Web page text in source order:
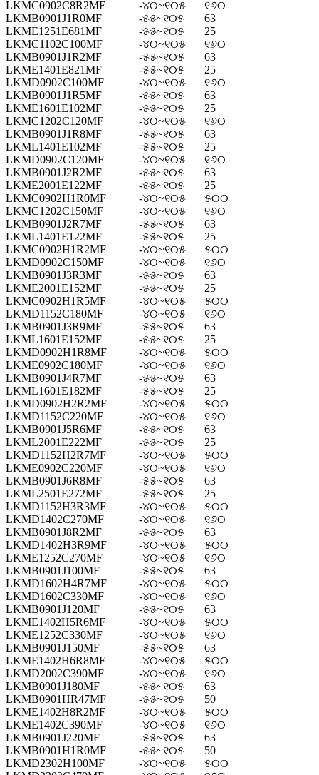
LKMC0902C8R2MF
-୪୦~୧୦୫
୧୬୦
LKMB0901J1R0MF
-୫୫~୧୦୫
63
LKME1251E681MF
-୫୫~୧୦୫
25
LKMC1102C100MF
-୪୦~୧୦୫
୧୬୦
LKMB0901J1R2MF
-୫୫~୧୦୫
63
LKME1401E821MF
-୫୫~୧୦୫
25
LKMD0902C100MF
-୪୦~୧୦୫
୧୬୦
LKMB0901J1R5MF
-୫୫~୧୦୫
63
LKME1601E102MF
-୫୫~୧୦୫
25
LKMC1202C120MF
-୪୦~୧୦୫
୧୬୦
LKMB0901J1R8MF
-୫୫~୧୦୫
63
LKML1401E102MF
-୫୫~୧୦୫
25
LKMD0902C120MF
-୪୦~୧୦୫
୧୬୦
LKMB0901J2R2MF
-୫୫~୧୦୫
63
LKME2001E122MF
-୫୫~୧୦୫
25
LKMC0902H1R0MF
-୪୦~୧୦୫
୫୦୦
LKMC1202C150MF
-୪୦~୧୦୫
୧୬୦
LKMB0901J2R7MF
-୫୫~୧୦୫
63
LKML1401E122MF
-୫୫~୧୦୫
25
LKMC0902H1R2MF
-୪୦~୧୦୫
୫୦୦
LKMD0902C150MF
-୪୦~୧୦୫
୧୬୦
LKMB0901J3R3MF
-୫୫~୧୦୫
63
LKME2001E152MF
-୫୫~୧୦୫
25
LKMC0902H1R5MF
-୪୦~୧୦୫
୫୦୦
LKMD1152C180MF
-୪୦~୧୦୫
୧୬୦
LKMB0901J3R9MF
-୫୫~୧୦୫
63
LKML1601E152MF
-୫୫~୧୦୫
25
LKMD0902H1R8MF
-୪୦~୧୦୫
୫୦୦
LKME0902C180MF
-୪୦~୧୦୫
୧୬୦
LKMB0901J4R7MF
-୫୫~୧୦୫
63
LKML1601E182MF
-୫୫~୧୦୫
25
LKMD0902H2R2MF
-୪୦~୧୦୫
୫୦୦
LKMD1152C220MF
-୪୦~୧୦୫
୧୬୦
LKMB0901J5R6MF
-୫୫~୧୦୫
63
LKML2001E222MF
-୫୫~୧୦୫
25
LKMD1152H2R7MF
-୪୦~୧୦୫
୫୦୦
LKME0902C220MF
-୪୦~୧୦୫
୧୬୦
LKMB0901J6R8MF
-୫୫~୧୦୫
63
LKML2501E272MF
-୫୫~୧୦୫
25
LKMD1152H3R3MF
-୪୦~୧୦୫
୫୦୦
LKMD1402C270MF
-୪୦~୧୦୫
୧୬୦
LKMB0901J8R2MF
-୫୫~୧୦୫
63
LKMD1402H3R9MF
-୪୦~୧୦୫
୫୦୦
LKME1252C270MF
-୪୦~୧୦୫
୧୬୦
LKMB0901J100MF
-୫୫~୧୦୫
63
LKMD1602H4R7MF
-୪୦~୧୦୫
୫୦୦
LKMD1602C330MF
-୪୦~୧୦୫
୧୬୦
LKMB0901J120MF
-୫୫~୧୦୫
63
LKME1402H5R6MF
-୪୦~୧୦୫
୫୦୦
LKME1252C330MF
-୪୦~୧୦୫
୧୬୦
LKMB0901J150MF
-୫୫~୧୦୫
63
LKME1402H6R8MF
-୪୦~୧୦୫
୫୦୦
LKMD2002C390MF
-୪୦~୧୦୫
୧୬୦
LKMB0901J180MF
-୫୫~୧୦୫
63
LKMB0901HR47MF
-୫୫~୧୦୫
50
LKME1402H8R2MF
-୪୦~୧୦୫
୫୦୦
LKME1402C390MF
-୪୦~୧୦୫
୧୬୦
LKMB0901J220MF
-୫୫~୧୦୫
63
LKMB0901H1R0MF
-୫୫~୧୦୫
50
LKMD2302H100MF
-୪୦~୧୦୫
୫୦୦